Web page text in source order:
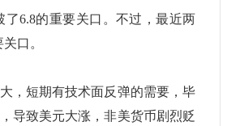
6.8的重要关口。不过，最近两
口。
短期有技术面反弹的需要，毕
导致美元大涨，非美货币剧烈贬